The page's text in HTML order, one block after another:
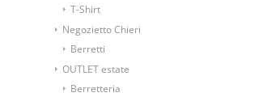
T-Shirt
Negozietto Chieri
Berretti
OUTLET estate
Berretteria